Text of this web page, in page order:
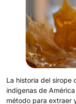
La historia del sirope
indígenas de
método para extraer